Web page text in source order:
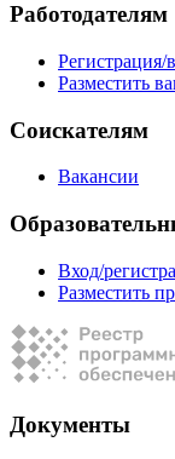
Работодателям
Регистрация/
Разместить
Соискателям
Вакансии
Вход/
Разместить
Документы